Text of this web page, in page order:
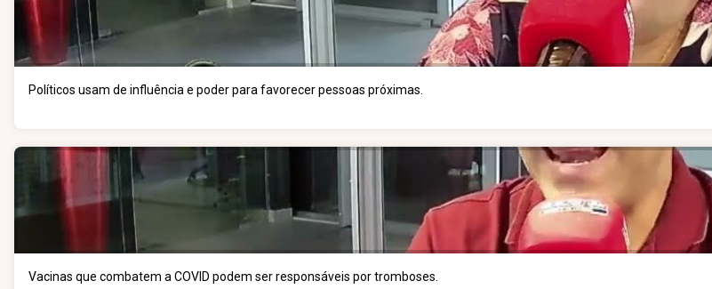
Políticos usam de influência e poder para favorecer pessoas próximas.
Vacinas que combatem a COVID podem ser responsáveis por tromboses.